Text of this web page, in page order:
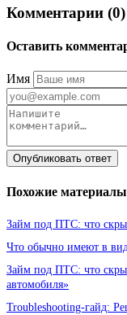
Комментарии (0)
Оставить
Имя
Опубликовать ответ
Похожие материалы
Займ под ПТС: что
Что обычно имеют в
Займ под ПТС: что
автомобиля»
Troubleshooting-гайд: